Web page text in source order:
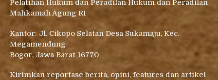
Pelatihan Hukum dan Peradilan Hukum dan Peradilan
Mahkamah Agung RI
Kantor: Jl. Cikopo Selatan Desa Sukamaju, Kec.
Megamendung
Bogor, Jawa Barat 16770
Kirimkan reportase berita, opini, features dan artikel